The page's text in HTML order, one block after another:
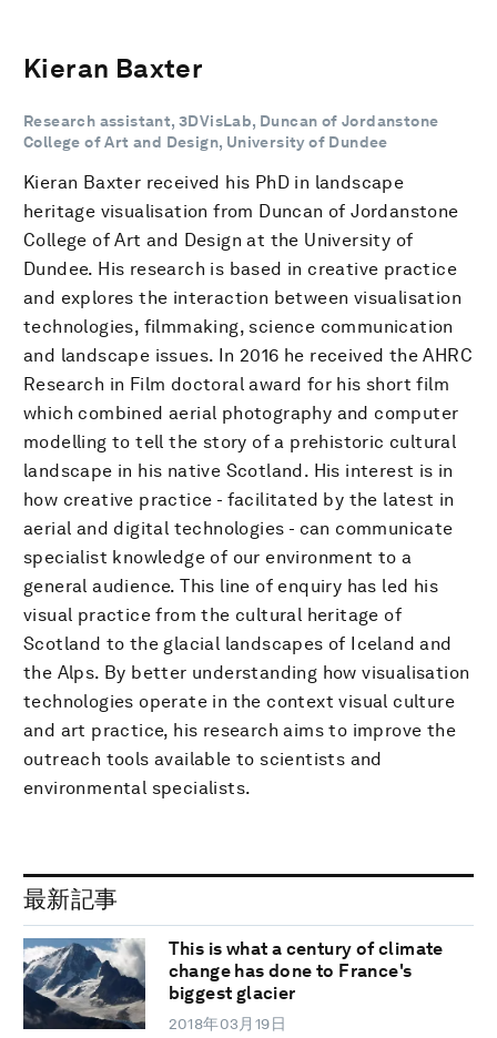
Kieran Baxter
Research assistant, 3DVisLab, Duncan of Jordanstone
College of Art and Design, University of Dundee
Kieran Baxter received his PhD in landscape
heritage visualisation from Duncan of Jordanstone
College of Art and Design at the University of
Dundee. His research is based in creative practice
and explores the interaction between visualisation
technologies, filmmaking, science communication
and landscape issues. In 2016 he received the AHRC
Research in Film doctoral award for his short film
which combined aerial photography and computer
modelling to tell the story of a prehistoric cultural
landscape in his native Scotland. His interest is in
how creative practice - facilitated by the latest in
aerial and digital technologies - can communicate
specialist knowledge of our environment to a
general audience. This line of enquiry has led his
visual practice from the cultural heritage of
Scotland to the glacial landscapes of Iceland and
the Alps. By better understanding how visualisation
technologies operate in the context visual culture
and art practice, his research aims to improve the
outreach tools available to scientists and
environmental specialists.
最新記事
This is what a century of climate
change has done to France's
biggest glacier
2018年03月19日